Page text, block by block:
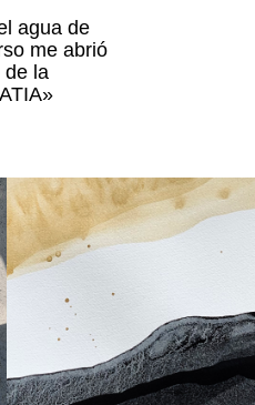
agua de
me abrió
de la